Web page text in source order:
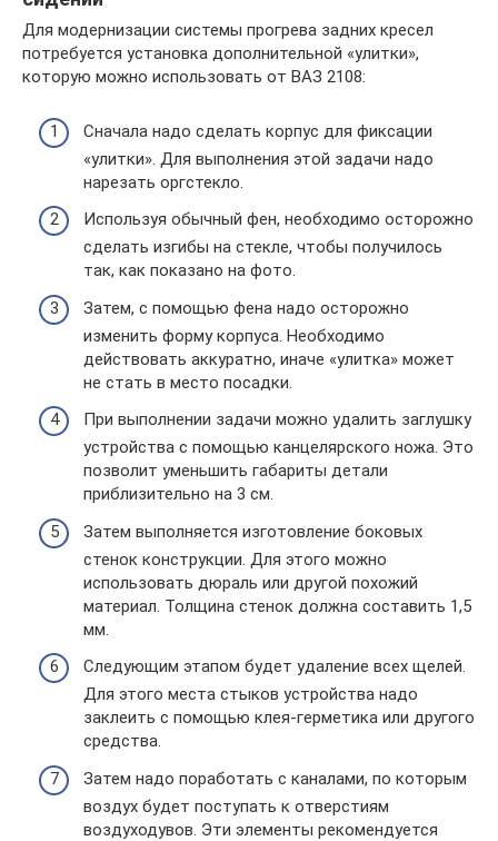
Для модернизации системы прогрева задних кресел
потребуется установка дополнительной «улитки»,
которую можно использовать от ВАЗ 2108:
Сначала надо сделать корпус для фиксации
«улитки». Для выполнения этой задачи надо
нарезать оргстекло.
Используя обычный фен, необходимо осторожно
сделать изгибы на стекле, чтобы получилось
так, как показано на фото.
Затем, с помощью фена надо осторожно
изменить форму корпуса. Необходимо
действовать аккуратно, иначе «улитка» может
не стать в место посадки.
При выполнении задачи можно удалить заглушку
устройства с помощью канцелярского ножа. Это
позволит уменьшить габариты детали
приблизительно на 3 см.
Затем выполняется изготовление боковых
стенок конструкции. Для этого можно
использовать дюраль или другой похожий
материал. Толщина стенок должна составить 1,5
мм.
Следующим этапом будет удаление всех щелей.
Для этого места стыков устройства надо
заклеить с помощью клея-герметика или другого
средства.
Затем надо поработать с каналами, по которым
воздух будет поступать к отверстиям
воздуходувов. Эти элементы рекомендуется